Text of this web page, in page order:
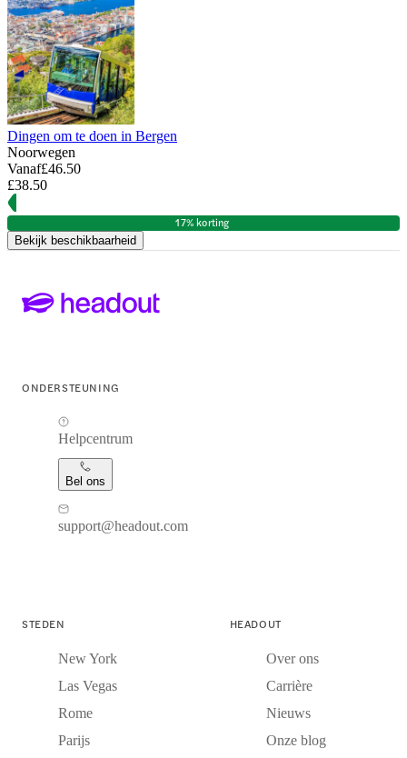
Dingen om te doen in Bergen
Noorwegen
Vanaf£46.50
£38.50
17% korting
Bekijk beschikbaarheid
ONDERSTEUNING
Helpcentrum
Bel ons
support@headout.com
STEDEN
New York
Las Vegas
Rome
Parijs
HEADOUT
Over ons
Carrière
Nieuws
Onze blog